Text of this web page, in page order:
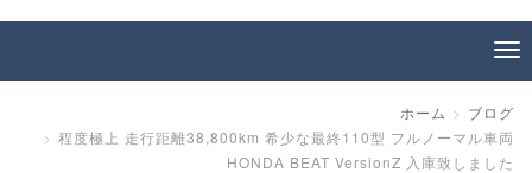
ホーム
ブログ
程度極上 走行距離38,800km 希少な最終110型 フルノーマル車両
HONDA BEAT VersionZ 入庫致しました